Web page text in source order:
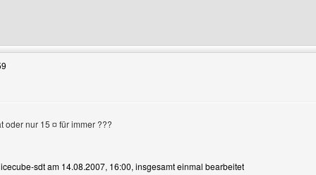
besuchen: t-r-style
oder nur 15 ¤ für immer ???
sdt am 14.08.2007, 16:00, insgesamt einmal bearbeitet